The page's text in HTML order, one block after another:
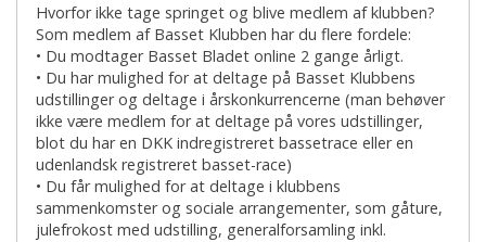
Hvorfor ikke tage springet og blive medlem af klubben?
Som medlem af Basset Klubben har du flere fordele:
• Du modtager Basset Bladet online 2 gange årligt.
• Du har mulighed for at deltage på Basset Klubbens
udstillinger og deltage i årskonkurrencerne (man behøver
ikke være medlem for at deltage på vores udstillinger,
blot du har en DKK indregistreret bassetrace eller en
udenlandsk registreret basset-race)
• Du får mulighed for at deltage i klubbens
sammenkomster og sociale arrangementer, som gåture,
julefrokost med udstilling, generalforsamling inkl.